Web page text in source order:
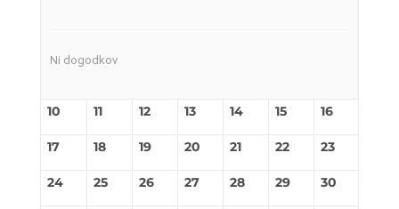
Ni dogodkov
10 11 12 13 14 15 16
17 18 19 20 21 22 23
24 25 26 27 28 29 30